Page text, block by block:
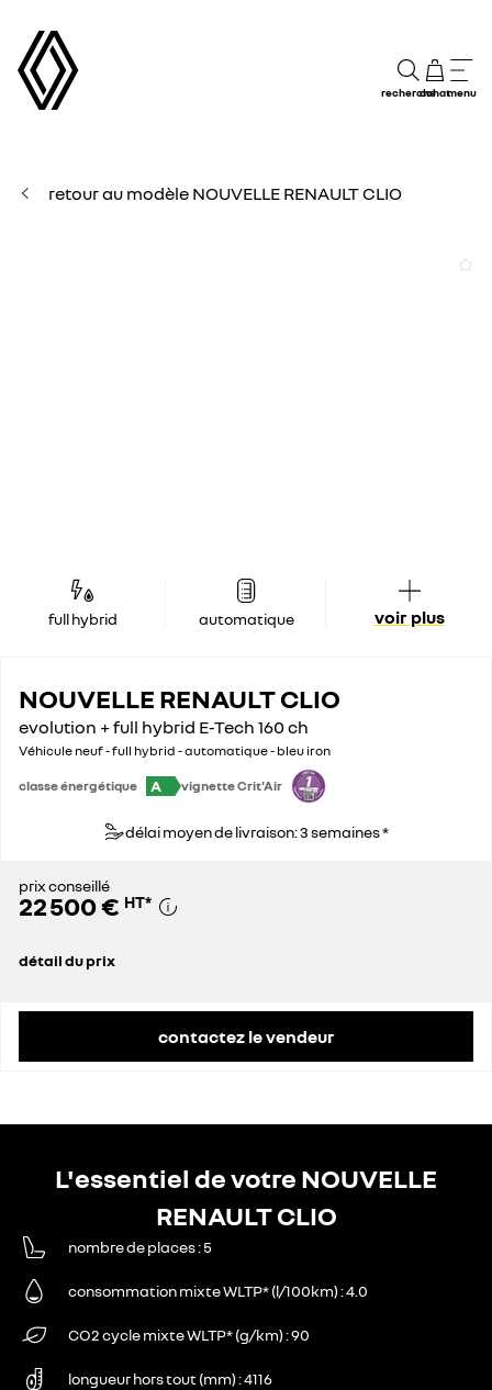
rechercheachatmenu
retour au modèle NOUVELLE RENAULT CLIO
full hybrid automatique voir plus
NOUVELLE RENAULT CLIO
evolution + full hybrid E-Tech 160 ch
Véhicule neuf - full hybrid - automatique - bleu iron
classe énergétique A vignette Crit'Air
délai moyen de livraison: 3 semaines *
prix conseillé
22 500 € HT*
détail du prix
contactez le vendeur
L'essentiel de votre NOUVELLE
RENAULT CLIO
nombre de places 5
consommation mixte WLTP* (l/100km) 4.0
CO2 cycle mixte WLTP* (g/km) 90
longueur hors tout (mm) 4116